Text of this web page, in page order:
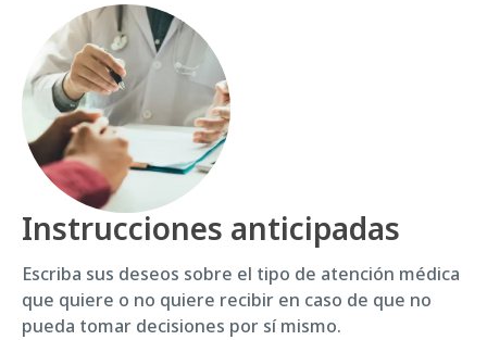
Instrucciones anticipadas
Escriba sus deseos sobre el tipo de atención médica
que quiere o no quiere recibir en caso de que no
pueda tomar decisiones por sí mismo.